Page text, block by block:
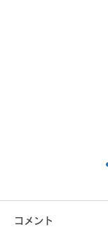
コメント